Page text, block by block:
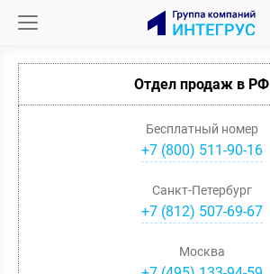
Отдел продаж в РФ
Бесплатный номер
+7 (800) 511-90-16
Санкт-Петербург
+7(812) 507-69-67
Москва